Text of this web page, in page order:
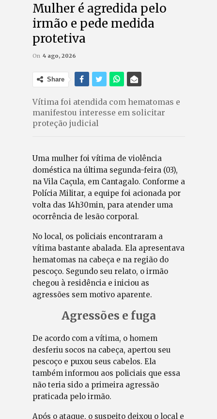
Mulher é agredida pelo
irmão e pede medida
protetiva
On 4 ago, 2026
Share
Vítima foi atendida com hematomas e
manifestou interesse em solicitar
proteção judicial
Uma mulher foi vítima de violência
doméstica na última segunda-feira (03),
na Vila Caçula, em Cantagalo. Conforme a
Polícia Militar, a equipe foi acionada por
volta das 14h30min, para atender uma
ocorrência de lesão corporal.
No local, os policiais encontraram a
vítima bastante abalada. Ela apresentava
hematomas na cabeça e na região do
pescoço. Segundo seu relato, o irmão
chegou à residência e iniciou as
agressões sem motivo aparente.
Agressões e fuga
De acordo com a vítima, o homem
desferiu socos na cabeça, apertou seu
pescoço e puxou seus cabelos. Ela
também informou aos policiais que essa
não teria sido a primeira agressão
praticada pelo irmão.
Após o ataque, o suspeito deixou o local e